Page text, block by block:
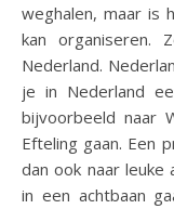
weghalen, maar is
kan organiseren.
Nederland.
je in Nederland
bijvoorbeeld naar
Efteling gaan. Een
dan ook naar
in een achtbaan